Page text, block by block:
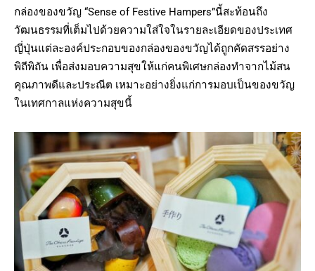
กล่องของขวัญ “Sense of Festive Hampers”นี้สะท้อนถึง
วัฒนธรรมที่เต็มไปด้วยความใส่ใจในรายละเอียดของประเทศ
ญี่ปุ่นแต่ละองค์ประกอบของกล่องของขวัญได้ถูกคัดสรรอย่าง
พิถีพิถัน เพื่อส่งมอบความสุขให้แก่คนพิเศษกล่องทำจากไม้สน
คุณภาพดีและประณีต เหมาะอย่างยิ่งแก่การมอบเป็นของขวัญ
ในเทศกาลแห่งความสุขนี้